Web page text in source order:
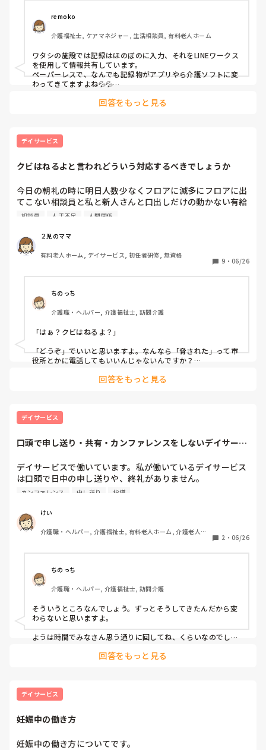
remoko
介護福祉士, ケアマネジャー, 生活相談員, 有料老人ホーム
ワタシの施設では記録はほのぼのに入力、それをLINEワークス
を使用して情報共有しています。
ペーパーレスで、なんでも記録物がアプリやら介護ソフトに変
わってきてますよね💦💦
やすいんですが、紙の方が頭に残る気がするのは気のせいでし
回答をもっと見る
デイサービス
クビはねるよと言われどういう対応するべきでしょうか
今日の朝礼の時に明日人数少なくフロアに滅多にフロアに出
てこない相談員と私と新人さんと口出しだけの動かない有給
消化中の人と長期休みから復帰した人だけで明日休んだらク
でフロアにいないので私がいてもいなくても変わりないです
が気圧で頭痛がしている現在明日体調が悪化しても休みない
のきついです。
相談員 人手不足 人間関係
２児のママ
有料老人ホーム, デイサービス, 初任者研修, 無資格
9 ・ 06/26
ちのっち
介護職・ヘルパー, 介護福祉士, 訪問介護
「はぁ？クビはねるよ？」
「どうぞ」でいいと思いますよ。なんなら「脅された」って市
役所とかに電話してもいいんじゃないんですか？
笑いながら「いまどきそんなこと言う人いるんですね。みんな
っていっちゃいたいですね
ま、人の口は怖いから周りにいいふらしますよね。
て「まぁ別に辞めることなんとも思わないしね、あんなこと言
うあんな人とこんなとこで一緒に仕事したくないんだけど〜」
って。
「お前に仕事まわさない、収入が心配なら他行けば」って笑い
ながら言われたので、ボーナスもらってあっさり辞めました
よ、結局そこにいるのは、身体できません、移乗もできませ
ん、他にいくところがありませんっていう年寄りヘルパーくら
いしか残ってませんね。だから掃除とか買い物とかその程度の
そんなもんじゃないんですか？
そこで頑張って認められたいとかウチから近くて通勤に楽とか
いますけど。
まぁしかるべきところに報告してそれを本人が言われたところ
た」とかでのらりくらり「自分は悪くない」を言うと思います
回答をもっと見る
デイサービス
口頭で申し送り・共有・カンファレンスをしないデイサービ
デイサービスで働いています。私が働いているデイサービス
は口頭で日中の申し送りや、終礼がありません。
まぁ、たいした送りはないんだけど‥大事な送りは口頭で言
って欲しい。口頭で言うものだと思っている。
管理者に2.3回カンファレンスを開催するように提案しまし
たが何もアクションを起こしてくれません。
カンファレンス 申し送り 指導
けい
介護職・ヘルパー, 介護福祉士, 有料老人ホーム, 介護老人保
2 ・ 06/26
ちのっち
介護職・ヘルパー, 介護福祉士, 訪問介護
そういうところなんでしょう。ずっとそうしてきたんだから変
わらないと思いますよ。
ようは時間でみなさん思う通りに回してね、くらいなのでしょ
回答をもっと見る
デイサービス
妊娠中の働き方
妊娠中の働き方についてです。